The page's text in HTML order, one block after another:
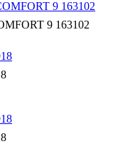
9 163102